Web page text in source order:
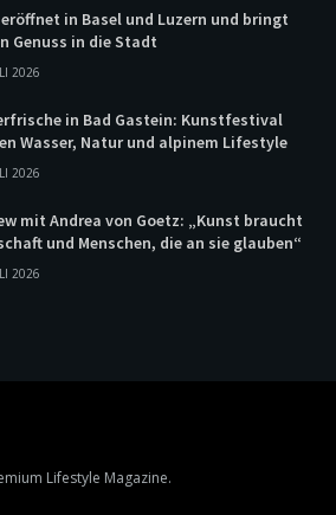
in Basel und Luzern und bringt
Genuss in die Stadt
2026
in Bad Gastein: Kunstfestival
Wasser, Natur und alpinem Lifestyle
2026
mit Andrea von Goetz: „Kunst braucht
und Menschen, die an sie glauben“
2026
Lifestyle Magazine.